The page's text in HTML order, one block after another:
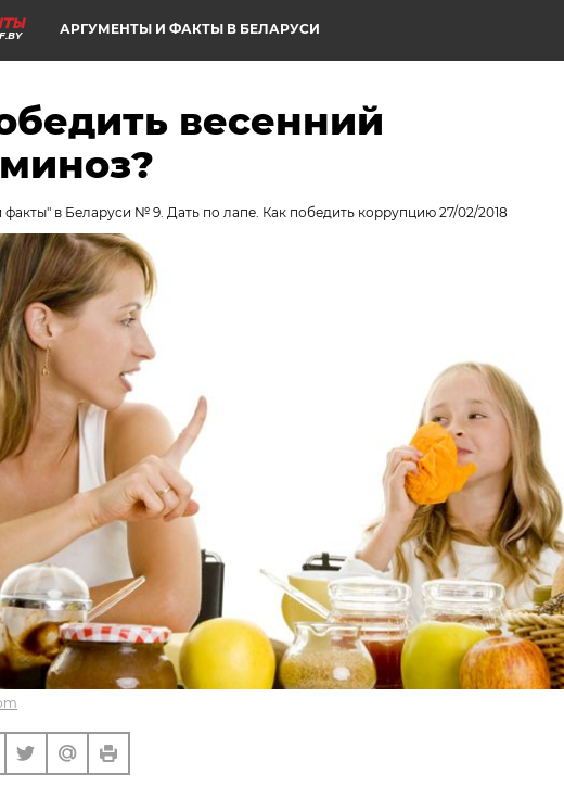
АРГУМЕНТЫ И ФАКТЫ В БЕЛАРУСИ
весенний
факты" в Беларуси № 9. Дать по лапе. Как победить коррупцию 27/02/2018